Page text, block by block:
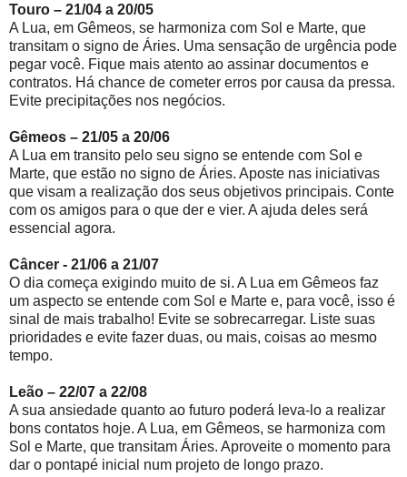
Touro – 21/04 a 20/05
A Lua, em Gêmeos, se harmoniza com Sol e Marte, que
transitam o signo de Áries. Uma sensação de urgência pode
pegar você. Fique mais atento ao assinar documentos e
contratos. Há chance de cometer erros por causa da pressa.
Evite precipitações nos negócios.
Gêmeos – 21/05 a 20/06
A Lua em transito pelo seu signo se entende com Sol e
Marte, que estão no signo de Áries. Aposte nas iniciativas
que visam a realização dos seus objetivos principais. Conte
com os amigos para o que der e vier. A ajuda deles será
essencial agora.
Câncer - 21/06 a 21/07
O dia começa exigindo muito de si. A Lua em Gêmeos faz
um aspecto se entende com Sol e Marte e, para você, isso é
sinal de mais trabalho! Evite se sobrecarregar. Liste suas
prioridades e evite fazer duas, ou mais, coisas ao mesmo
tempo.
Leão – 22/07 a 22/08
A sua ansiedade quanto ao futuro poderá leva-lo a realizar
bons contatos hoje. A Lua, em Gêmeos, se harmoniza com
Sol e Marte, que transitam Áries. Aproveite o momento para
dar o pontapé inicial num projeto de longo prazo.